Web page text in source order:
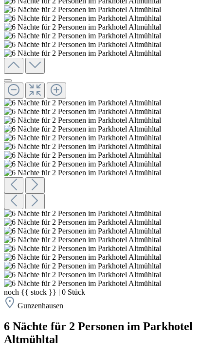
noch {{ stock }} | 0 Stück
Gunzenhausen
6 Nächte für 2 Personen im Parkhotel
Altmühltal